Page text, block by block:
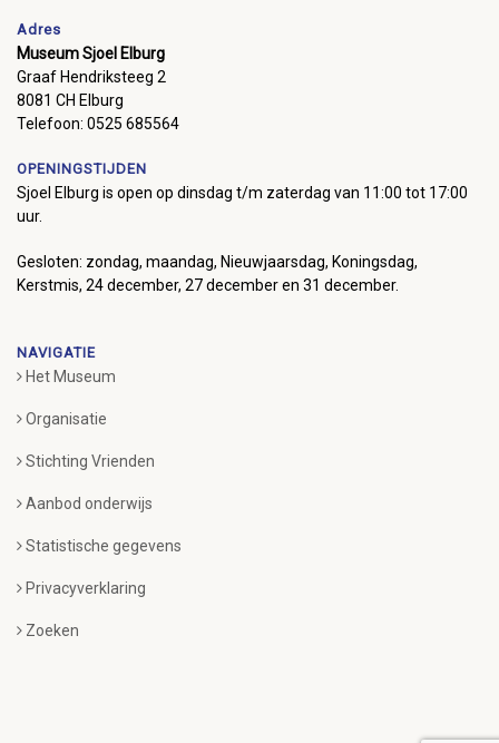
Adres
Museum Sjoel Elburg
Graaf Hendriksteeg 2
8081 CH Elburg
Telefoon: 0525 685564
OPENINGSTIJDEN
Sjoel Elburg is open op dinsdag t/m zaterdag van 11:00 tot 17:00
uur.
Gesloten: zondag, maandag, Nieuwjaarsdag, Koningsdag,
Kerstmis, 24 december, 27 december en 31 december.
NAVIGATIE
Het Museum
Organisatie
Stichting Vrienden
Aanbod onderwijs
Statistische gegevens
Privacyverklaring
Zoeken